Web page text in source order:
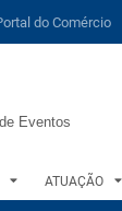
do Comércio
Eventos
ATUAÇÃO